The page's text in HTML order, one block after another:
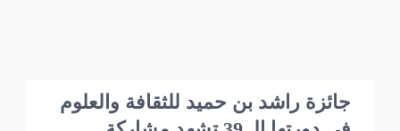
جائزة راشد بن حميد للثقافة والعلوم